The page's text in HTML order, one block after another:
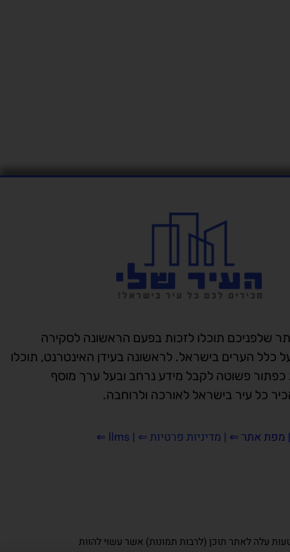
שלפניכם תוכלו לזכות בפעם הראשונה לסקירה
כלל הערים בישראל. לראשונה בעידן האינטרנט, תוכלו
פשוטה לקבל מידע נרחב ובעל ערך מוסף
כל עיר בישראל לאורכה ולרוחבה.
מפת אתר ⇐ | מדיניות פרטיות ⇐ |
llms
⇐
עלה לאתר תוכן (לרבות תמונות) אשר עשוי להוות